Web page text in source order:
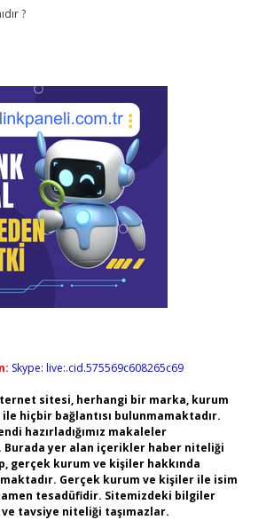
?
Skype: live:.cid.575569c608265c69
sitesi, herhangi bir marka, kurum
hiçbir bağlantısı bulunmamaktadır.
hazırladığımız makaleler
Burada yer alan içerikler haber niteliği
gerçek kurum ve kişiler hakkında
Gerçek kurum ve kişiler ile isim
tesadüfidir. Sitemizdeki bilgiler
tavsiye niteliği taşımazlar.